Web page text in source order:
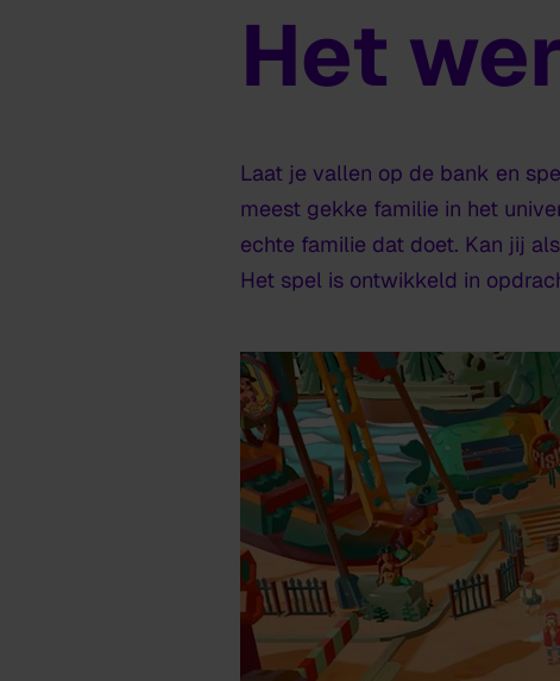
Push Your Family
Het
Laat je vallen op de bank en
meest gekke familie in het
echte familie dat doet. Kan jij
Het spel is ontwikkeld in